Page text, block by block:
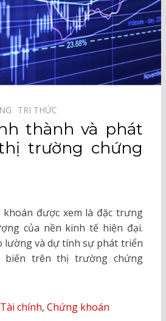
TRI THỨC⠀
thành và phát
trường chứng
được xem là đặc trưng
của nền kinh tế hiện đại.
lường và dự tính sự phát triển
biến trên thị trường chứng
Tài chính, Chứng khoán